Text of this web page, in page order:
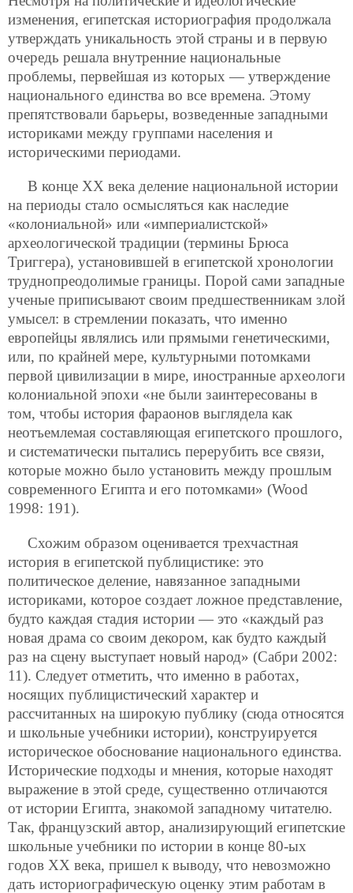
изменения, египетская историография продолжала
утверждать уникальность этой страны и в первую
очередь решала внутренние национальные
проблемы, первейшая из которых — утверждение
национального единства во все времена. Этому
препятствовали барьеры, возведенные западными
историками между группами населения и
историческими периодами.
В конце XX века деление национальной истории
на периоды стало осмысляться как наследие
«колониальной» или «империалистской»
археологической традиции (термины Брюса
Триггера), установившей в египетской хронологии
труднопреодолимые границы. Порой сами западные
ученые приписывают своим предшественникам злой
умысел: в стремлении показать, что именно
европейцы являлись или прямыми генетическими,
или, по крайней мере, культурными потомками
первой цивилизации в мире, иностранные археологи
колониальной эпохи «не были заинтересованы в
том, чтобы история фараонов выглядела как
неотъемлемая составляющая египетского прошлого,
и систематически пытались перерубить все связи,
которые можно было установить между прошлым
современного Египта и его потомками» (Wood
1998: 191).
Схожим образом оценивается трехчастная
история в египетской публицистике: это
политическое деление, навязанное западными
историками, которое создает ложное представление,
будто каждая стадия истории — это «каждый раз
новая драма со своим декором, как будто каждый
раз на сцену выступает новый народ» (Сабри 2002:
11). Следует отметить, что именно в работах,
носящих публицистический характер и
рассчитанных на широкую публику (сюда относятся
и школьные учебники истории), конструируется
историческое обоснование национального единства.
Исторические подходы и мнения, которые находят
выражение в этой среде, существенно отличаются
от истории Египта, знакомой западному читателю.
Так, французский автор, анализирующий египетские
школьные учебники по истории в конце 80-ых
годов XX века, пришел к выводу, что невозможно
дать историографическую оценку этим работам в